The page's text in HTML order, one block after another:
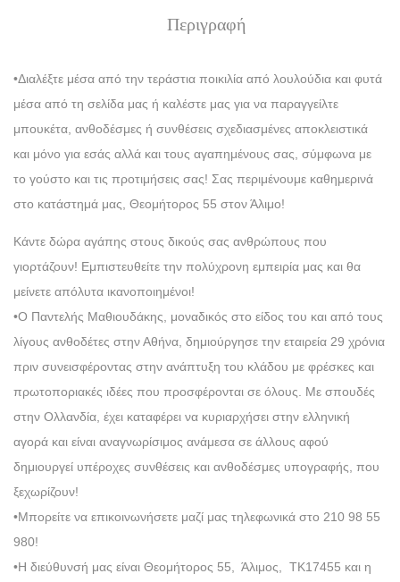
Περιγραφή
•Διαλέξτε μέσα από την τεράστια ποικιλία από λουλούδια και φυτά
μέσα από τη σελίδα μας ή καλέστε μας για να παραγγείλτε
μπουκέτα, ανθοδέσμες ή συνθέσεις σχεδιασμένες αποκλειστικά
και μόνο για εσάς αλλά και τους αγαπημένους σας, σύμφωνα με
το γούστο και τις προτιμήσεις σας! Σας περιμένουμε καθημερινά
στο κατάστημά μας, Θεομήτορος 55 στον Άλιμο!
Κάντε δώρα αγάπης στους δικούς σας ανθρώπους που
γιορτάζουν! Εμπιστευθείτε την πολύχρονη εμπειρία μας και θα
μείνετε απόλυτα ικανοποιημένοι!
•Ο Παντελής Μαθιουδάκης, μοναδικός στο είδος του και από τους
λίγους ανθοδέτες στην Αθήνα, δημιούργησε την εταιρεία 29 χρόνια
πριν συνεισφέροντας στην ανάπτυξη του κλάδου με φρέσκες και
πρωτοποριακές ιδέες που προσφέρονται σε όλους. Με σπουδές
στην Ολλανδία, έχει καταφέρει να κυριαρχήσει στην ελληνική
αγορά και είναι αναγνωρίσιμος ανάμεσα σε άλλους αφού
δημιουργεί υπέροχες συνθέσεις και ανθοδέσμες υπογραφής, που
ξεχωρίζουν!
•Μπορείτε να επικοινωνήσετε μαζί μας τηλεφωνικά στο 210 98 55
980!
•Η διεύθυνσή μας είναι Θεομήτορος 55, Άλιμος, ΤΚ17455 και η